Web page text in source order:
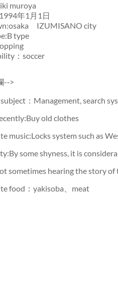
muroya
年1月1日
IZUMISANO city
type
：soccer
-­‐>
subject：Management, search
old clothes
music:Locks system such as
some shyness, it is
sometimes hearing the story of
food：yakisoba、meat